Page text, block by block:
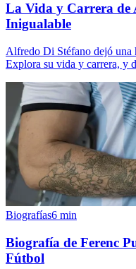
La Vida y Carrera de
Inigualable
Alfredo Di Stéfano dejó una
Explora su vida y carrera, y
Biografías6 min
Biografía de Ferenc
Fútbol